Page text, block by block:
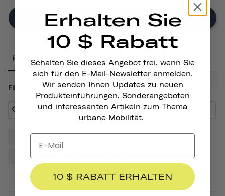
Write A Review
Reviews
Filter Reviews:
Helmet Sticker Quality Thousand
Design Cactus Friends
Erhalten Sie
10 $ Rabatt
Schalten Sie dieses Angebot frei, wenn Sie
sich für den E-Mail-Newsletter anmelden.
Wir senden Ihnen Updates zu neuen
Produkteinführungen, Sonderangeboten
und interessanten Artikeln zum Thema
urbane Mobilität.
10 $ RABATT ERHALTEN